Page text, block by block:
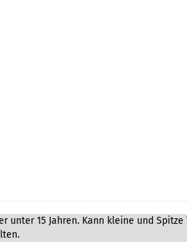
unter 15 Jahren. Kann kleine und Spitze